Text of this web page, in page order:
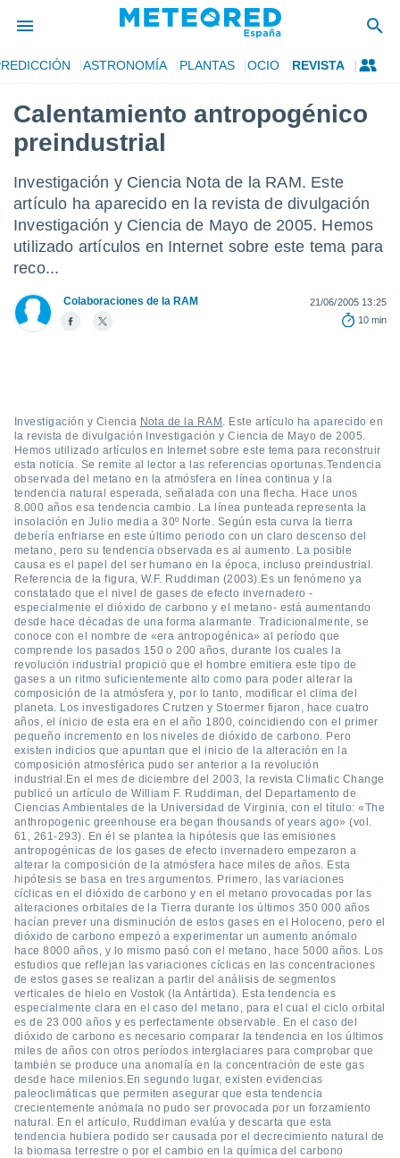
de
por
para
la
se
calidad.
a este
las
y
forma
permite
seguir
contenido
coste.
botón
a la
la
todas
ya sean
nuestros
nos
y análisis
en
así como
perfil
y
en
más
nuestra
y
de
disponible
cookies
ACEPTAR
CONTINUAR
CONFIGURACIÓN
ASTRONOMÍA PLANTAS OCIO REVISTA
Calentamiento antropogénico
preindustrial
Investigación y Ciencia Nota de la RAM. Este
artículo ha aparecido en la revista de divulgación
Investigación y Ciencia de Mayo de 2005. Hemos
utilizado artículos en Internet sobre este tema para
reco...
Colaboraciones de la RAM
21/06/2005 13:25
10 min
Investigación y Ciencia Nota de la RAM . Este artículo ha aparecido en
la revista de divulgación Investigación y Ciencia de Mayo de 2005.
Hemos utilizado artículos en Internet sobre este tema para reconstruir
esta noticia. Se remite al lector a las referencias oportunas.Tendencia
observada del metano en la atmósfera en línea continua y la
tendencia natural esperada, señalada con una flecha. Hace unos
8.000 años esa tendencia cambio. La línea punteada representa la
insolación en Julio media a 30º Norte. Según esta curva la tierra
debería enfriarse en este último periodo con un claro descenso del
metano, pero su tendencia observada es al aumento. La posible
causa es el papel del ser humano en la época, incluso preindustrial.
Referencia de la figura, W.F. Ruddiman (2003).Es un fenómeno ya
constatado que el nivel de gases de efecto invernadero -
especialmente el dióxido de carbono y el metano- está aumentando
desde hace décadas de una forma alarmante. Tradicionalmente, se
conoce con el nombre de «era antropogénica» al período que
comprende los pasados 150 o 200 años, durante los cuales la
revolución industrial propició que el hombre emitiera este tipo de
gases a un ritmo suficientemente alto como para poder alterar la
composición de la atmósfera y, por lo tanto, modificar el clima del
planeta. Los investigadores Crutzen y Stoermer fijaron, hace cuatro
años, el inicio de esta era en el año 1800, coincidiendo con el primer
pequeño incremento en los niveles de dióxido de carbono. Pero
existen indicios que apuntan que el inicio de la alteración en la
composición atmosférica pudo ser anterior a la revolución
industrial.En el mes de diciembre del 2003, la revista Climatic Change
publicó un artículo de William F. Ruddiman, del Departamento de
Ciencias Ambientales de la Universidad de Virginia, con el título: «The
anthropogenic greenhouse era began thousands of years ago» (vol.
61, 261-293). En él se plantea la hipótesis que las emisiones
antropogénicas de los gases de efecto invernadero empezaron a
alterar la composición de la atmósfera hace miles de años. Esta
hipótesis se basa en tres argumentos. Primero, las variaciones
cíclicas en el dióxido de carbono y en el metano provocadas por las
alteraciones orbitales de la Tierra durante los últimos 350 000 años
hacían prever una disminución de estos gases en el Holoceno, pero el
dióxido de carbono empezó a experimentar un aumento anómalo
hace 8000 años, y lo mismo pasó con el metano, hace 5000 años. Los
estudios que reflejan las variaciones cíclicas en las concentraciones
de estos gases se realizan a partir del análisis de segmentos
verticales de hielo en Vostok (la Antártida). Esta tendencia es
especialmente clara en el caso del metano, para el cual el ciclo orbital
es de 23 000 años y es perfectamente observable. En el caso del
dióxido de carbono es necesario comparar la tendencia en los últimos
miles de años con otros períodos interglaciares para comprobar que
también se produce una anomalía en la concentración de este gas
desde hace milenios.En segundo lugar, existen evidencias
paleoclimáticas que permiten asegurar que esta tendencia
crecientemente anómala no pudo ser provocada por un forzamiento
natural. En el artículo, Ruddiman evalúa y descarta que esta
tendencia hubiera podido ser causada por el decrecimiento natural de
la biomasa terrestre o por el cambio en la química del carbono